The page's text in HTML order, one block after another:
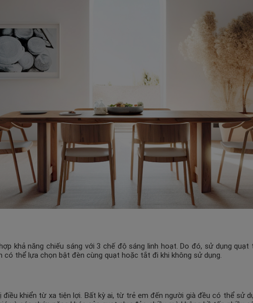
khả năng chiếu sáng với 3 chế độ sáng linh hoạt. Do đó, sử dụng
thể lựa chọn bật đèn cùng quạt hoặc tắt đi khi không sử dụng.
khiển từ xa tiện lợi. Bất kỳ ai, từ trẻ em đến người già đều có thể sử